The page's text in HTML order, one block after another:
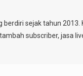
sejak tahun
subscriber, jasa